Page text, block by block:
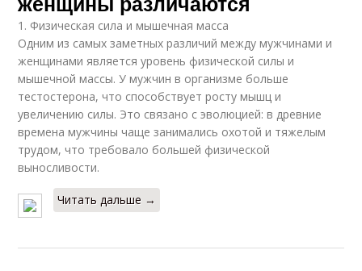
1. Физическая сила и мышечная масса
Одним из самых заметных различий между мужчинами и
женщинами является уровень физической силы и
мышечной массы. У мужчин в организме больше
тестостерона, что способствует росту мышц и
увеличению силы. Это связано с эволюцией: в древние
времена мужчины чаще занимались охотой и тяжелым
трудом, что требовало большей физической
выносливости.
Читать дальше →